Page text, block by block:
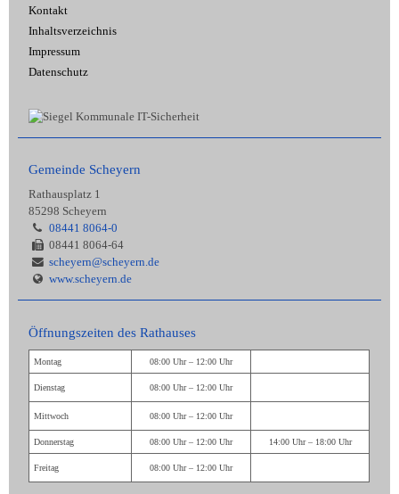
Kontakt
Inhaltsverzeichnis
Impressum
Datenschutz
Gemeinde Scheyern
Rathausplatz 1
85298 Scheyern
08441 8064-0
08441 8064-64
scheyern@scheyern.de
www.scheyern.de
Öffnungszeiten des Rathauses
Montag 08:00 Uhr – 12:00 Uhr
Dienstag 08:00 Uhr – 12:00 Uhr
Mittwoch 08:00 Uhr – 12:00 Uhr
Donnerstag 08:00 Uhr – 12:00 Uhr 14:00 Uhr – 18:00 Uhr
Freitag 08:00 Uhr – 12:00 Uhr